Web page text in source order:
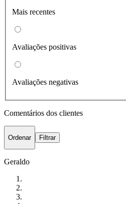
Mais recentes
Avaliações positivas
Avaliações negativas
Comentários dos clientes
Ordenar Filtrar
Geraldo